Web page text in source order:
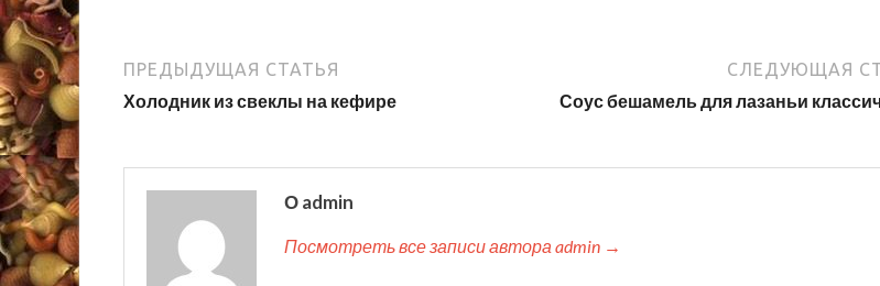
ПРЕДЫДУЩАЯ СТАТЬЯ
Холодник из свеклы на кефире
СЛЕДУЮЩАЯ
Соус бешамель для лазаньи
О admin
Посмотреть все записи автора admin →